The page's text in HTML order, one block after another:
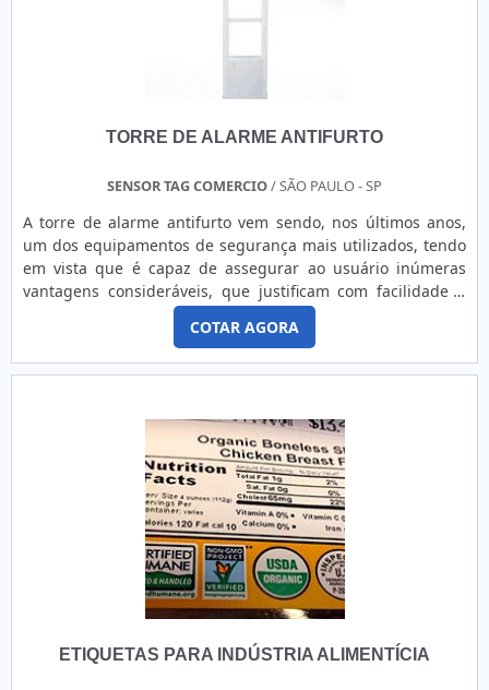
qualidade onde são realizadas as atividades e sala de
fatores, agregados a uma equipe multidisciplinar de
experiência na área de atuação, garantem uma entrega de
TORRE DE ALARME ANTIFURTO
SENSOR TAG COMERCIO/ SÃO PAULO - SP
A torre de alarme antifurto vem sendo, nos últimos anos,
um dos equipamentos de segurança mais utilizados, tendo
em vista que é capaz de assegurar ao usuário inúmeras
vantagens consideráveis, que justificam com facilidade o
investimento empregado na aquisição. Isso porque este
equipamento atua com elevado padrão de eficácia, sendo
capaz de gerar ações antifurto precisas, pois evita que o
infrator tente realizar o furto.MAIS DETALHES SOBRE O
atribuir à torre antifurto, é possível mencionar: Trata-se de
um equipamento que dispõe de uma equilibrada relação
entre custo e benefício; É confeccionada com matérias-
primas robustas, logo, é resistente e oferece uma boa vida
útil; O investimento feito na obtenção é recuperado em
médio prazo, fator que a torna um excelente investimento a
ser feito.No caso em específico da torre de alarme do tipo
antifurto, pode-se dizer que se trata de um produto
altamente eficiente, pois o infrator, ao se deparar com um
tende a deixar de agir, com medo de ser pego.ONDE
COTAR AGORA
ETIQUETAS PARA INDÚSTRIA ALIMENTÍCIA